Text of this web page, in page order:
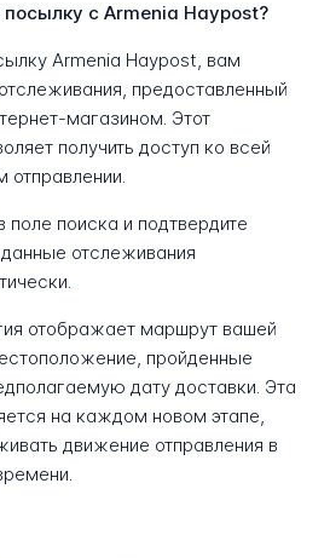
с Armenia Haypost?
Armenia Haypost, вам
предоставленный
магазином. Этот
получить доступ ко всей
поле поиска и подтвердите
отслеживания
отображает маршрут вашей
пройденные
дату доставки. Эта
на каждом новом этапе,
движение отправления в